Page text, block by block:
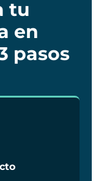
tu
en
pasos